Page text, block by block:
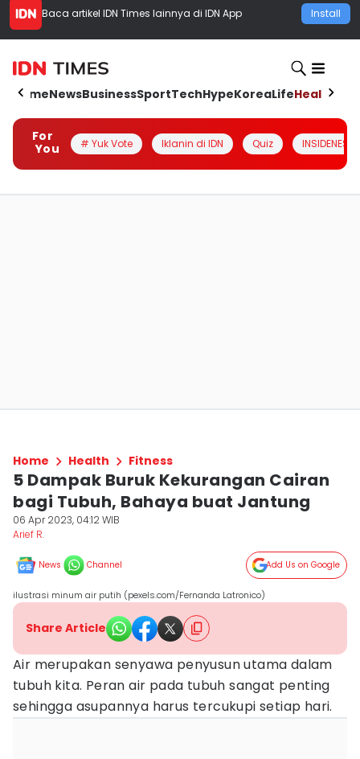
Baca artikel IDN Times lainnya di IDN App Install
HomeNewsBusinessSportTechHypeKoreaLifeHealth
For
You
# Yuk Vote Iklanin di IDN Quiz INSIDENESIA
Home Health Fitness
5 Dampak Buruk Kekurangan Cairan
bagi Tubuh, Bahaya buat Jantung
06 Apr 2023, 04:12 WIB
Arief R.
News Channel Add Us on Google
ilustrasi minum air putih (pexels.com/Fernanda Latronico)
Share Article
Air merupakan senyawa penyusun utama dalam
tubuh kita. Peran air pada tubuh sangat penting
sehingga asupannya harus tercukupi setiap hari.